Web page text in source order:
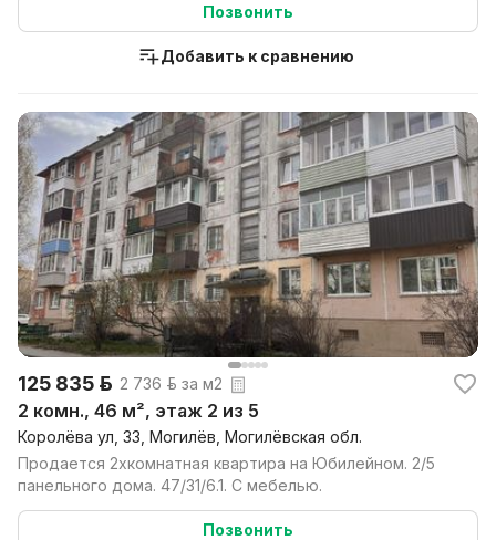
Позвонить
Добавить к сравнению
125 835 р. 2 736 р. за м2
2 комн., 46 м², этаж 2 из 5
Королёва ул, 33, Могилёв, Могилёвская обл.
Продается 2хкомнатная квартира на Юбилейном. 2/5
панельного дома. 47/31/6.1. С мебелью.
Позвонить